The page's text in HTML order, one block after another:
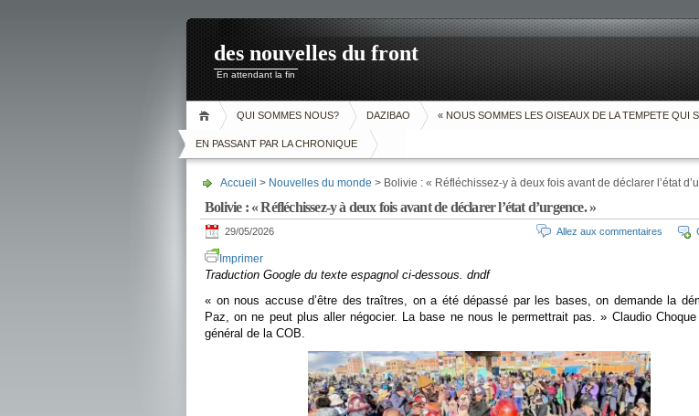
des nouvelles du front
En attendant la fin
QUI SOMMES NOUS? DAZIBAO « NOUS SOMMES LES OISEAUX DE LA TEMPETE QUI
EN PASSANT PAR LA CHRONIQUE
Accueil > Nouvelles du monde > Bolivie : « Réfléchissez-y à deux fois avant de déclarer l’état
Bolivie : « Réfléchissez-y à deux fois avant de déclarer l’état d’urgence. »
29/05/2026 Allez aux commentaires
Imprimer
Traduction Google du texte espagnol ci-dessous. dndf
« on nous accuse d’être des traîtres, on a été dépassé par les bases, on demande la
Paz, on ne peut plus aller négocier. La base ne nous le permettrait pas. » Claudio Choque
général de la COB.